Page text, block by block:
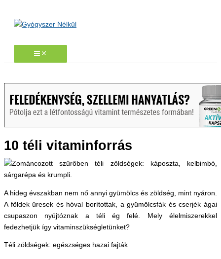
10 téli vitaminforrás
A hideg évszakban nem nő annyi gyümölcs és zöldség, mint nyáron.
A földek üresek és hóval borítottak, a gyümölcsfák és cserjék ágai
csupaszon nyújtóznak a téli ég felé. Mely élelmiszerekkel
fedezhetjük így vitaminszükségletünket?
Téli zöldségek: egészséges hazai fajták